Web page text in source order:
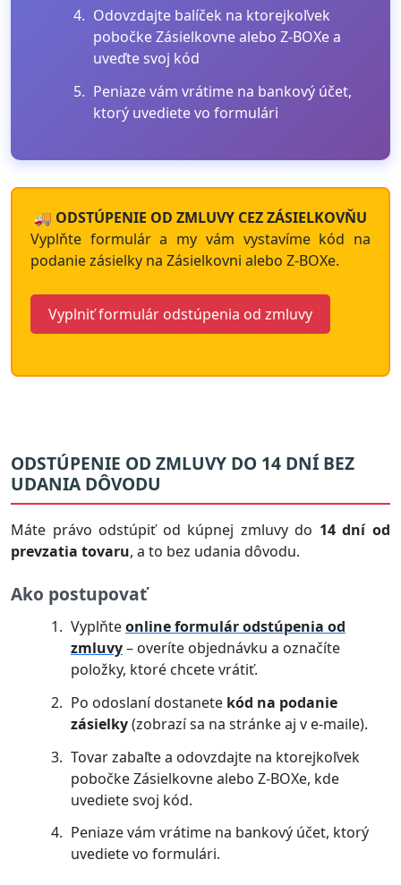
Odovzdajte balíček na ktorejkoľvek
pobočke Zásielkovne alebo Z-BOXe a
uveďte svoj kód
Peniaze vám vrátime na bankový účet,
ktorý uvediete vo formulári
🚚 ODSTÚPENIE OD ZMLUVY CEZ ZÁSIELKOVŇU
Vyplňte formulár a my vám vystavíme kód na
podanie zásielky na Zásielkovni alebo Z-BOXe.
Vyplniť formulár odstúpenia od zmluvy
ODSTÚPENIE OD ZMLUVY DO 14 DNÍ BEZ
UDANIA DÔVODU
Máte právo odstúpiť od kúpnej zmluvy do 14 dní od
prevzatia tovaru, a to bez udania dôvodu.
Ako postupovať
Vyplňteonline formulár odstúpenia od
zmluvy– overíte objednávku a označíte
položky, ktoré chcete vrátiť.
Po odoslaní dostanete kód na podanie
zásielky(zobrazí sa na stránke aj v e-maile).
Tovar zabaľte a odovzdajte na ktorejkoľvek
pobočke Zásielkovne alebo Z-BOXe, kde
uvediete svoj kód.
Peniaze vám vrátime na bankový účet, ktorý
uvediete vo formulári.